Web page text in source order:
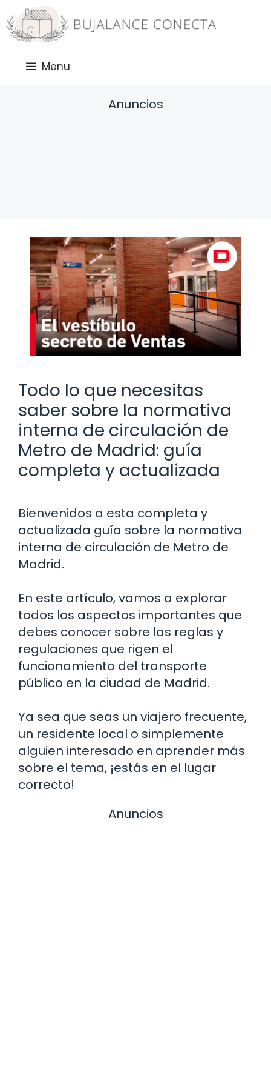
Saltar
al
contenido
Menu
Anuncios
Todo lo que necesitas
saber sobre la normativa
interna de circulación de
Metro de Madrid: guía
completa y actualizada
Bienvenidos a esta completa y
actualizada guía sobre la normativa
interna de circulación de Metro de
Madrid.
En este artículo, vamos a explorar
todos los aspectos importantes que
debes conocer sobre las reglas y
regulaciones que rigen el
funcionamiento del transporte
público en la ciudad de Madrid.
Ya sea que seas un viajero frecuente,
un residente local o simplemente
alguien interesado en aprender más
sobre el tema, ¡estás en el lugar
correcto!
Anuncios